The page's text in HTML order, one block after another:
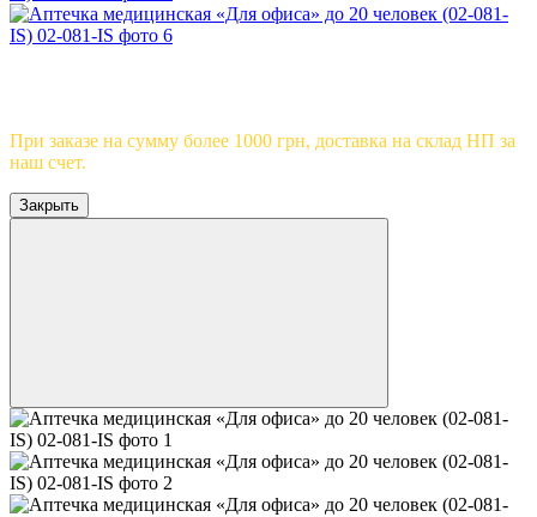
При заказе на сумму более 1000 грн, доставка на склад НП за
наш счет.
Закрыть